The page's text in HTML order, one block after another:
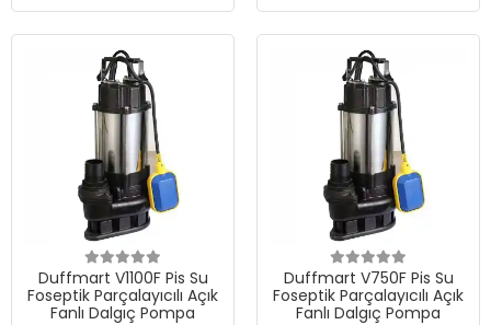
Duffmart V1100F Pis Su
Foseptik Parçalayıcılı Açık
Fanlı Dalgıç Pompa
Duffmart V750F Pis Su
Foseptik Parçalayıcılı Açık
Fanlı Dalgıç Pompa